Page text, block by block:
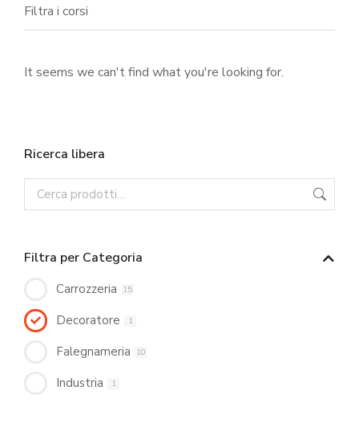
Filtra i corsi
It seems we can't find what you're looking for.
Ricerca libera
Filtra per Categoria
Carrozzeria 15
Decoratore 1
Falegnameria 10
Industria 1